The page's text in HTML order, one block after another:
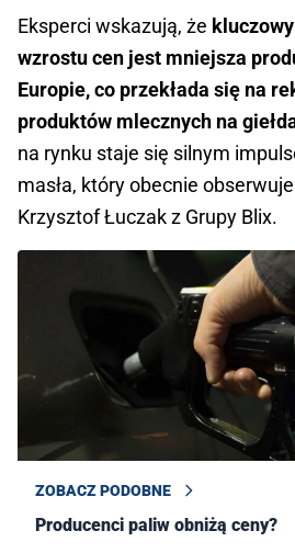
Eksperci wskazują, że
wzrostu cen jest mniejsza
Europie, co przekłada się na
produktów mlecznych na
na rynku staje się silnym
masła, który obecnie
Krzysztof Łuczak z Grupy Blix.
ZOBACZ PODOBNE
Producenci paliw obniżą ceny?